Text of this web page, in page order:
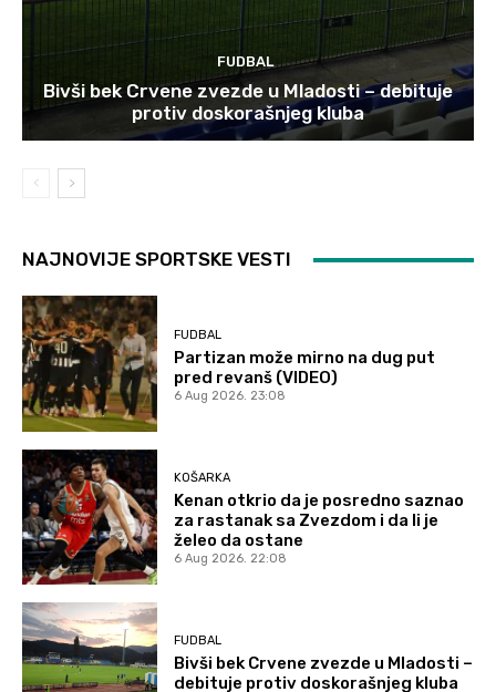
FUDBAL
Bivši bek Crvene zvezde u Mladosti – debituje
protiv doskorašnjeg kluba
NAJNOVIJE SPORTSKE VESTI
FUDBAL
Partizan može mirno na dug put
pred revanš (VIDEO)
6 Aug 2026. 23:08
KOŠARKA
Kenan otkrio da je posredno saznao
za rastanak sa Zvezdom i da li je
želeo da ostane
6 Aug 2026. 22:08
FUDBAL
Bivši bek Crvene zvezde u Mladosti –
debituje protiv doskorašnjeg kluba